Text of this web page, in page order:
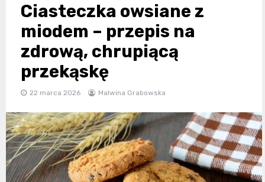
Ciasteczka owsiane z
miodem – przepis na
zdrową, chrupiącą
przekąskę
22 marca 2026 Malwina Grabowska